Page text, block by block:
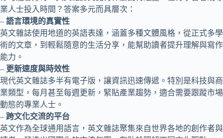
業人士投入時間？答案多元而具層次：
– 語言環境的真實性
英文雜誌使用地道的英語表達，涵蓋多種文體風格，從正式多學
術的文章，到輕鬆隨意的生活分享，能幫助讀者提升理解與寫作
能力。
– 更新速度與時效性
現代英文雜誌多半有電子版，讓資訊迅速傳遞。特別是科技與商
業類型，每月甚至每週更新，緊貼產業趨勢，適合需要跟蹤市場
動態的專業人士。
– 跨文化交流的平台
英文作為全球通用語言，英文雜誌聚集來自世界各地的創作者與